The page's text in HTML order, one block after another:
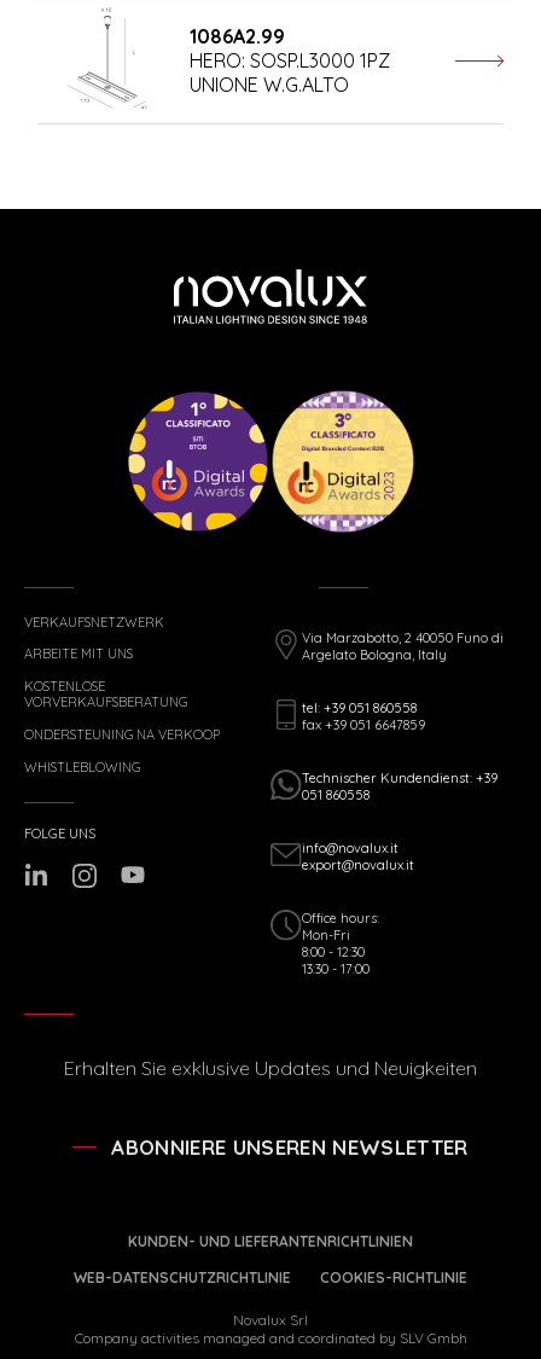
1086A2.99
HERO: SOSP.L3000 1PZ
UNIONE W.G.ALTO
VERKAUFSNETZWERK
ARBEITE MIT UNS
KOSTENLOSE
VORVERKAUFSBERATUNG
ONDERSTEUNING NA VERKOOP
WHISTLEBLOWING
Via Marzabotto, 2 40050 Funo di
Argelato Bologna, Italy
tel: +39 051 860558
fax +39 051 6647859
Technischer Kundendienst: +39
051 860558
info@novalux.it
export@novalux.it
Office hours:
Mon-Fri
8:00 - 12:30
13:30 - 17:00
FOLGE UNS
Erhalten Sie exklusive Updates und Neuigkeiten
ABONNIERE UNSEREN NEWSLETTER
KUNDEN- UND LIEFERANTENRICHTLINIEN
WEB-DATENSCHUTZRICHTLINIE
COOKIES-RICHTLINIE
Novalux Srl
Company activities managed and coordinated by SLV Gmbh